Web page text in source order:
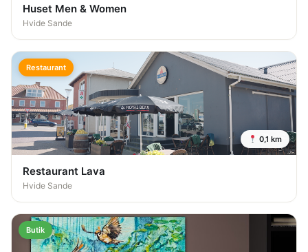
Huset Men & Women
Hvide Sande
Restaurant
0,1 km
Restaurant Lava
Hvide Sande
Butik